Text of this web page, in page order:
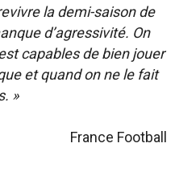
la demi-saison de
d’agressivité. On
capables de bien jouer
et quand on ne le fait
»
France Football